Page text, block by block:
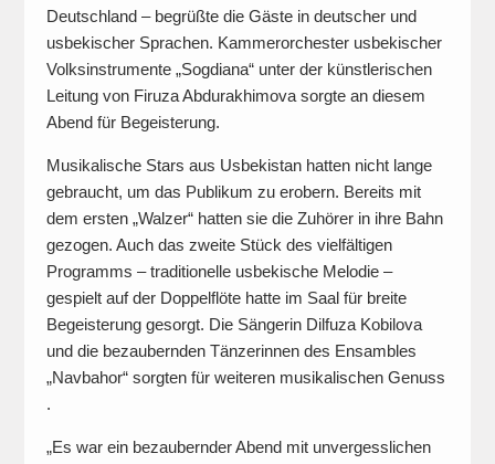
Deutschland – begrüßte die Gäste in deutscher und
usbekischer Sprachen. Kammerorchester usbekischer
Volksinstrumente „Sogdiana“ unter der künstlerischen
Leitung von Firuza Abdurakhimova sorgte an diesem
Abend für Begeisterung.
Musikalische Stars aus Usbekistan hatten nicht lange
gebraucht, um das Publikum zu erobern. Bereits mit
dem ersten „Walzer“ hatten sie die Zuhörer in ihre Bahn
gezogen. Auch das zweite Stück des vielfältigen
Programms – traditionelle usbekische Melodie –
gespielt auf der Doppelflöte hatte im Saal für breite
Begeisterung gesorgt. Die Sängerin Dilfuza Kobilova
und die bezaubernden Tänzerinnen des Ensambles
„Navbahor“ sorgten für weiteren musikalischen Genuss
.
„Es war ein bezaubernder Abend mit unvergesslichen